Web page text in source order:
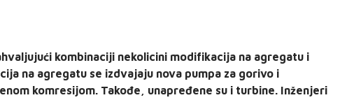
kombinaciji nekolicini modifikacija na agregatu i
na agregatu se izdvajaju nova pumpa za gorivo i
komresijom. Takođe, unapređene su i turbine. Inženjeri